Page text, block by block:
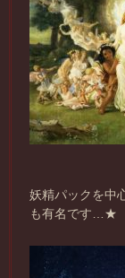
妖精パックを中
も有名です…★